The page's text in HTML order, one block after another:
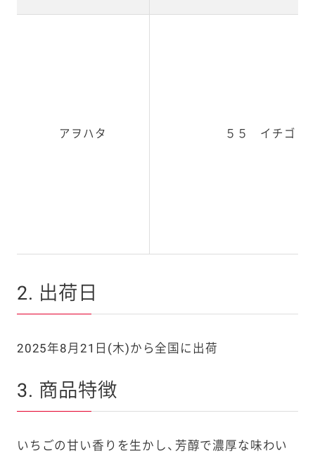
アヲハタ ５５ イチゴ
2. 出荷日
2025年8月21日(木)から全国に出荷
3. 商品特徴
いちごの甘い香りを生かし、芳醇で濃厚な味わい